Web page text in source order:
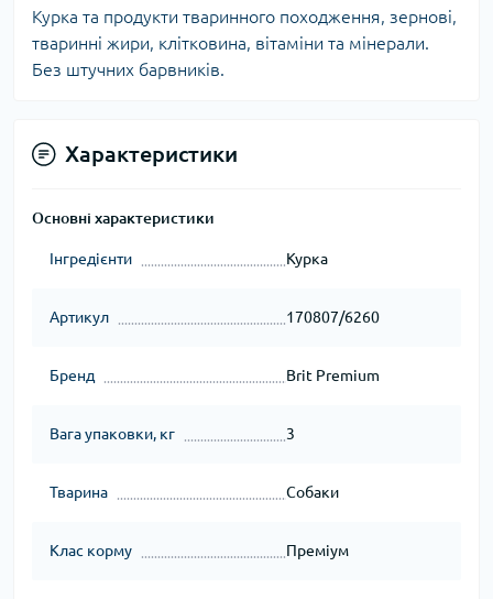
Курка та продукти тваринного походження, зернові,
тваринні жири, клітковина, вітаміни та мінерали.
Без штучних барвників.
Характеристики
Основні характеристики
Інгредієнти Курка
Артикул 170807/6260
Бренд Brit Premium
Вага упаковки, кг 3
Тварина Собаки
Клас корму Преміум